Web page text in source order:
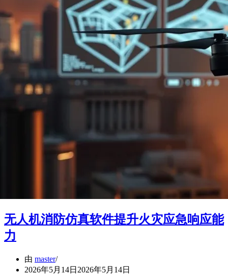
无人机消防仿真软件提升火灾应急响应能
力
由 master
2026年5月14日 2026年5月14日